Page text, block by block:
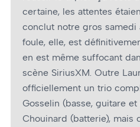
certaine, les attentes
conclut notre gros samedi
foule, elle, est
en est même suffocant
scène SiriusXM. Outre
officiellement un trio
Gosselin (basse, guitare
Chouinard (batterie), mais